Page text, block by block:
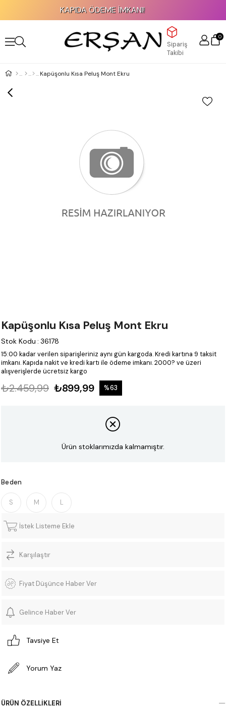
KAPIDA ÖDEME İMKANI!
Sipariş
Takibi
0
Kapüşonlu Kısa Peluş Mont Ekru
Kapüşonlu Kısa Peluş Mont Ekru
Stok Kodu : 36178
15:00 kadar verilen siparişleriniz aynı gün kargoda.Kredi kartına 9 taksit
imkanı.Kapıda nakit ve kredi kartı ile ödeme imkanı.2000? ve üzeri
alışverişlerde ücretsiz kargo
₺2.459,99 ₺899,99 %63
Ürün stoklarımızda kalmamıştır.
Beden
S M L
İstek Listeme Ekle
Karşılaştır
Fiyat Düşünce Haber Ver
Gelince Haber Ver
Tavsiye Et
Yorum Yaz
ÜRÜN ÖZELLIKLERI